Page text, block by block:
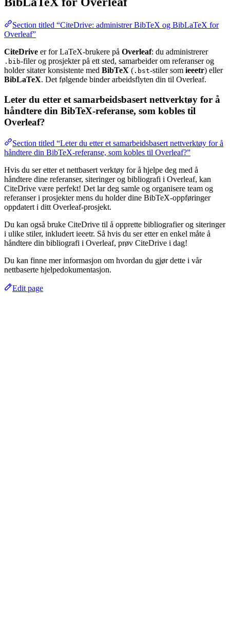
Section titled “CiteDrive: administrer BibTeX og BibLaTeX for
Overleaf”
CiteDrive er for LaTeX-brukere på Overleaf: du administrerer
.bib-filer og prosjekter på ett sted, samarbeider om referanser og
holder sitater konsistente med BibTeX ( .bst-stiler som ieeetr) eller
BibLaTeX. Det følgende binder arbeidsflyten din til Overleaf.
Leter du etter et samarbeidsbasert nettverktøy for å
håndtere din BibTeX-referanse, som kobles til
Overleaf?
Section titled “Leter du etter et samarbeidsbasert nettverktøy for å
håndtere din BibTeX-referanse, som kobles til Overleaf?”
Hvis du ser etter et nettbasert verktøy for å hjelpe deg med å
håndtere dine referanser, siteringer og bibliografi i Overleaf, kan
CiteDrive være perfekt! Det lar deg samle og organisere team og
referanser i prosjekter mens du holder dine BibTeX-oppføringer
oppdatert i ditt Overleaf-prosjekt.
Du kan også bruke CiteDrive til å opprette bibliografier og siteringer
i ulike stiler, inkludert ieeetr. Så hvis du ser etter en enkel måte å
håndtere din bibliografi i Overleaf, prøv CiteDrive i dag!
Du kan finne mer informasjon om hvordan du gjør dette i vår
nettbaserte hjelpedokumentasjon.
Edit page